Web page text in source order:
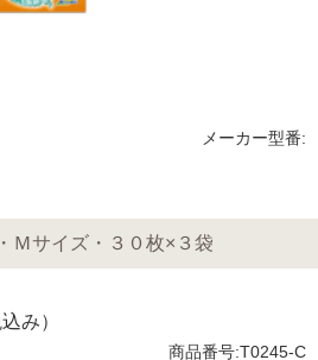
メーカー型番:
Ｍサイズ・３０枚×３袋
み）
商品番号:T0245-C